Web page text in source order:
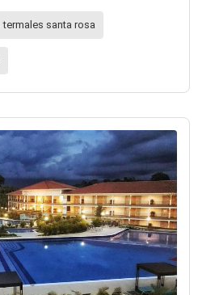
termales santa rosa